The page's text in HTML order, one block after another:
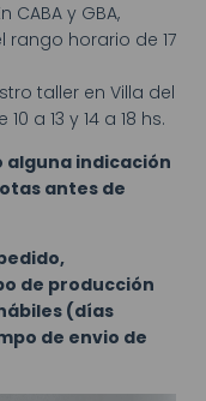
CABA y GBA,
horario de 17
taller en Villa del
a 13 y 14 a 18 hs.
alguna indicación
antes de
de producción
(días
de envio de